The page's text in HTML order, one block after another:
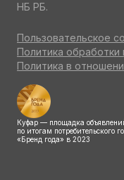
НБ РБ.
Пользовательское
Политика
Политика в
Куфар — площадка
по итогам потребительского
«Бренд года» в 2023